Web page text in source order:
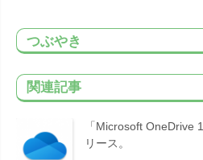
つぶやき
関連記事
「Microsoft OneDrive
リース。